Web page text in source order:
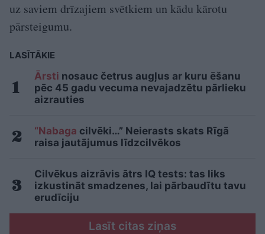
uz saviem drīzajiem svētkiem un kādu kārotu
pārsteigumu.
LASĪTĀKIE
Ārsti nosauc četrus augļus ar kuru ēšanu
pēc 45 gadu vecuma nevajadzētu pārlieku
aizrauties
“Nabaga cilvēki…” Neierasts skats Rīgā
raisa jautājumus līdzcilvēkos
Cilvēkus aizrāvis ātrs IQ tests: tas liks
izkustināt smadzenes, lai pārbaudītu tavu
erudīciju
Lasīt citas ziņas